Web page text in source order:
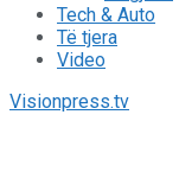
Tech & Auto
Të tjera
Video
Visionpress.tv